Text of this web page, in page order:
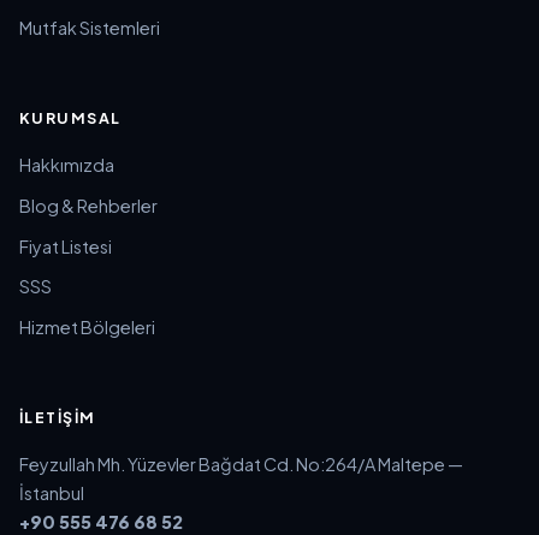
Mutfak Sistemleri
KURUMSAL
Hakkımızda
Blog & Rehberler
Fiyat Listesi
SSS
Hizmet Bölgeleri
İLETIŞIM
Feyzullah Mh. Yüzevler Bağdat Cd. No:264/A Maltepe —
İstanbul
+90 555 476 68 52